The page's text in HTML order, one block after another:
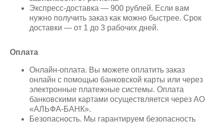
Экспресс-доставка — 900 рублей. Если вам
нужно получить заказ как можно быстрее. Срок
доставки — от 1 до 3 рабочих дней.
Оплата
Онлайн-оплата. Вы можете оплатить заказ
онлайн с помощью банковской карты или через
электронные платежные системы. Оплата
банковскими картами осуществляется через АО
«АЛЬФА-БАНК».
Безопасность. Мы гарантируем безопасность